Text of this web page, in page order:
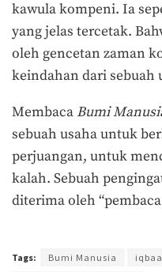
kawula kompeni. Ia
yang jelas tercetak.
oleh gencetan zaman
keindahan dari sebuah
Membaca Bumi
sebuah usaha untuk
perjuangan, untuk
kalah. Sebuah
diterima oleh “pembaca
Tags: Bumi Manusia